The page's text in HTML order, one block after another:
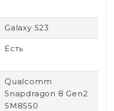
Galaxy S23
Есть
Qualcomm
Snapdragon 8 Gen2
SM8550